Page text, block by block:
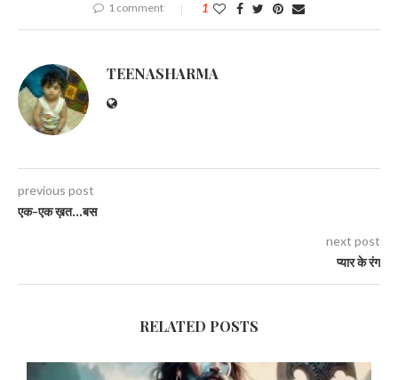
1 comment 1
TEENASHARMA
previous post
एक-एक ख़त…बस
next post
प्यार के रंग
RELATED POSTS